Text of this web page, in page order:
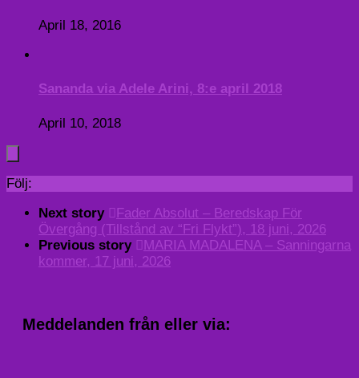
April 18, 2016
Sananda via Adele Arini, 8:e april 2018
April 10, 2018
Följ:
Next story
Fader Absolut – Beredskap För
Övergång (Tillstånd av “Fri Flykt”), 18 juni, 2026
Previous story
MARIA MADALENA – Sanningarna
kommer, 17 juni, 2026
Meddelanden från eller via: